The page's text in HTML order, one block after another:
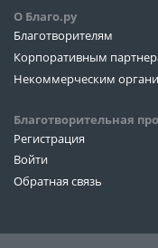
О Благо.ру
Благотворителям
Корпоративным
Некоммерческим
Благотворительная
Регистрация
Войти
Обратная связь